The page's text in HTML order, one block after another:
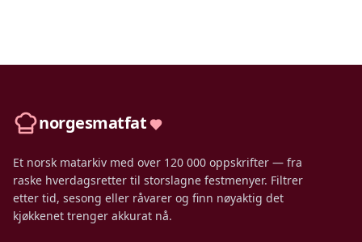
norgesmatfat
Et norsk matarkiv med over 120 000 oppskrifter — fra
raske hverdagsretter til storslagne festmenyer. Filtrer
etter tid, sesong eller råvarer og finn nøyaktig det
kjøkkenet trenger akkurat nå.